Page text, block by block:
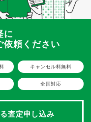
に
依頼ください
キャンセル料無料
全国対応
査定申し込み